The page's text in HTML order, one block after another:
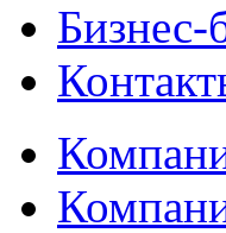
Бизнес-